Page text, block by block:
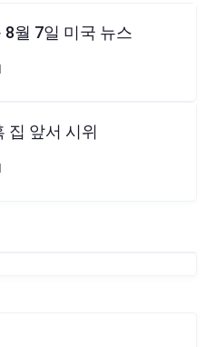
월 7일 미국 뉴스
집 앞서 시위